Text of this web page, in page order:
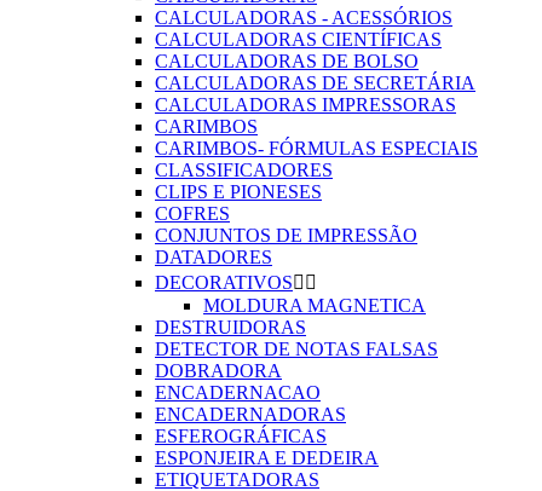
CALCULADORAS - ACESSÓRIOS
CALCULADORAS CIENTÍFICAS
CALCULADORAS DE BOLSO
CALCULADORAS DE SECRETÁRIA
CALCULADORAS IMPRESSORAS
CARIMBOS
CARIMBOS- FÓRMULAS ESPECIAIS
CLASSIFICADORES
CLIPS E PIONESES
COFRES
CONJUNTOS DE IMPRESSÃO
DATADORES
DECORATIVOS 
MOLDURA MAGNETICA
DESTRUIDORAS
DETECTOR DE NOTAS FALSAS
DOBRADORA
ENCADERNACAO
ENCADERNADORAS
ESFEROGRÁFICAS
ESPONJEIRA E DEDEIRA
ETIQUETADORAS